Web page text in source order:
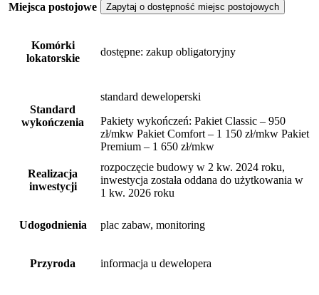
Miejsca postojowe Zapytaj o dostępność miejsc postojowych
Komórki
lokatorskie
dostępne: zakup obligatoryjny
Standard
wykończenia
standard deweloperski
Pakiety wykończeń: Pakiet Classic – 950
zł/mkw Pakiet Comfort – 1 150 zł/mkw Pakiet
Premium – 1 650 zł/mkw
Realizacja
inwestycji
rozpoczęcie budowy w 2 kw. 2024 roku,
inwestycja została oddana do użytkowania w
1 kw. 2026 roku
Udogodnienia plac zabaw, monitoring
Przyroda informacja u dewelopera